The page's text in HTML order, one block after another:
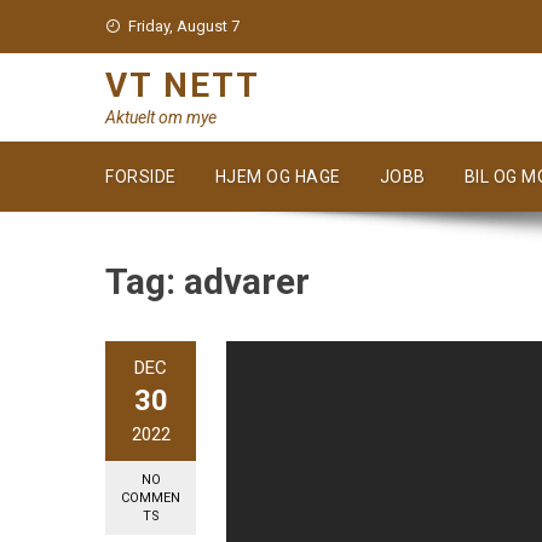
Friday, August 7
VT NETT
Aktuelt om mye
FORSIDE HJEM OG HAGE JOBB BIL OG
Tag: advarer
DEC
30
2022
NO
COMMEN
TS